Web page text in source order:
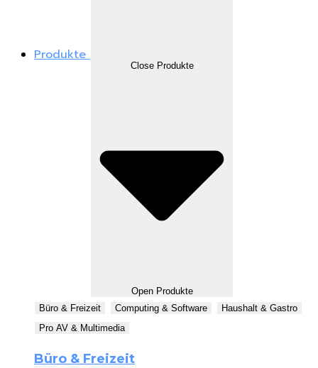
Produkte
Close Produkte
Open Produkte
Büro & Freizeit
Computing & Software
Haushalt & Gastro
Pro AV & Multimedia
Büro & Freizeit